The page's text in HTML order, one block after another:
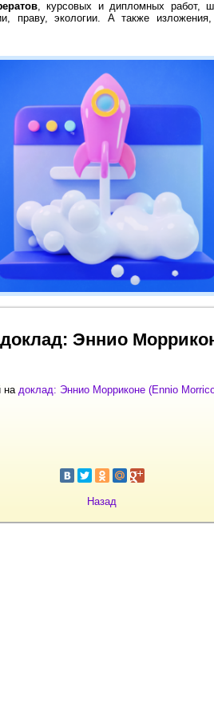
, курсовых и дипломных работ,
праву, экологии. А также
Эннио
на доклад: Эннио Морриконе (Ennio
Назад